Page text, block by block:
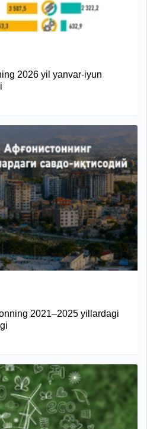
2026 yil yanvar-iyun
2021–2025 yillardagi